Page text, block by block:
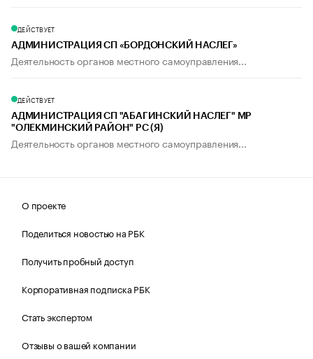
ДЕЙСТВУЕТ
АДМИНИСТРАЦИЯ СП «БОРДОНСКИЙ НАСЛЕГ»
Деятельность органов местного самоуправления...
ДЕЙСТВУЕТ
АДМИНИСТРАЦИЯ СП "АБАГИНСКИЙ НАСЛЕГ" МР
"ОЛЕКМИНСКИЙ РАЙОН" РС (Я)
Деятельность органов местного самоуправления...
О проекте
Поделиться новостью на РБК
Получить пробный доступ
Корпоративная подписка РБК
Стать экспертом
Отзывы о вашей компании